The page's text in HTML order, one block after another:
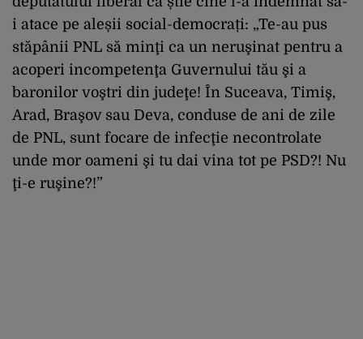
i atace pe aleșii social-democrați: „Te-au pus
stăpânii PNL să minţi ca un neruşinat pentru a
acoperi incompetenţa Guvernului tău şi a
baronilor voştri din judeţe! În Suceava, Timiş,
Arad, Braşov sau Deva, conduse de ani de zile
de PNL, sunt focare de infecţie necontrolate
unde mor oameni şi tu dai vina tot pe PSD?! Nu
ţi-e ruşine?!”